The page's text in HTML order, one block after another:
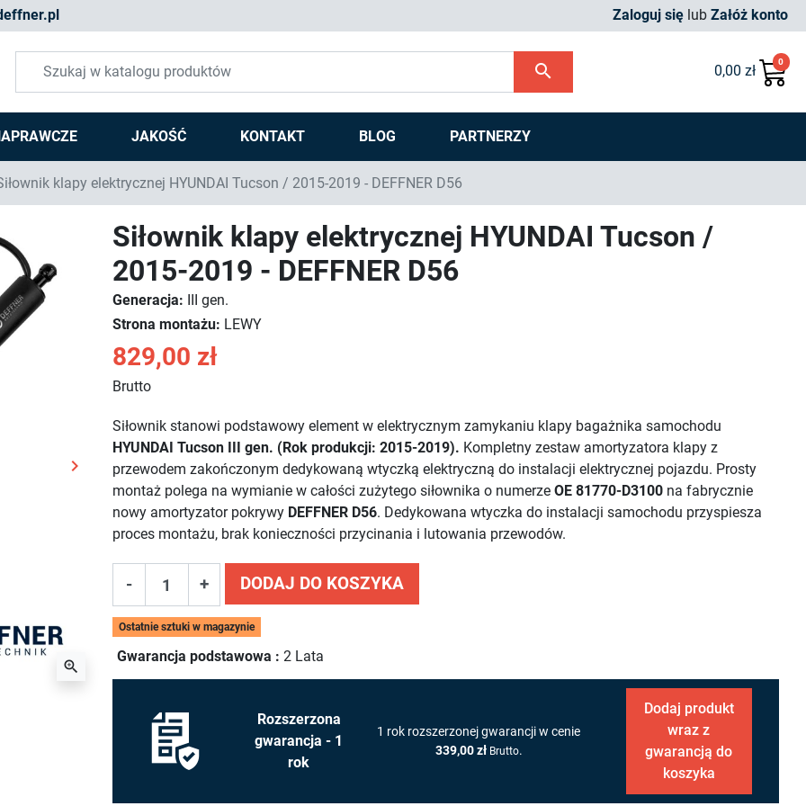
Zaloguj się lub Załóż konto
search 0,00 zł
0
JAKOŚĆ KONTAKT BLOG PARTNERZY
klapy elektrycznej HYUNDAI Tucson / 2015-2019 - DEFFNER D56
Następny
keyboard_arrow_right
zoom_in
Siłownik klapy elektrycznej HYUNDAI Tucson /
2015-2019 - DEFFNER D56
Generacja: III gen.
Strona montażu: LEWY
829,00 zł
Brutto
Siłownik stanowi podstawowy element w elektrycznym zamykaniu klapy bagażnika samochodu
HYUNDAI Tucson III gen. (Rok produkcji: 2015-2019). Kompletny zestaw amortyzatora klapy z
przewodem zakończonym dedykowaną wtyczką elektryczną do instalacji elektrycznej pojazdu. Prosty
montaż polega na wymianie w całości zużytego siłownika o numerzeOE 81770-D3100 na fabrycznie
nowy amortyzator pokrywy DEFFNER D56. Dedykowana wtyczka do instalacji samochodu przyspiesza
proces montażu, brak konieczności przycinania i lutowania przewodów.
- + DODAJ DO KOSZYKA
Ostatnie sztuki w magazynie
Gwarancja podstawowa :2 Lata
Rozszerzona
gwarancja - 1
rok
1 rok rozszerzonej gwarancji w cenie
339,00 zł Brutto.
Dodaj produkt
wraz z
gwarancją do
koszyka